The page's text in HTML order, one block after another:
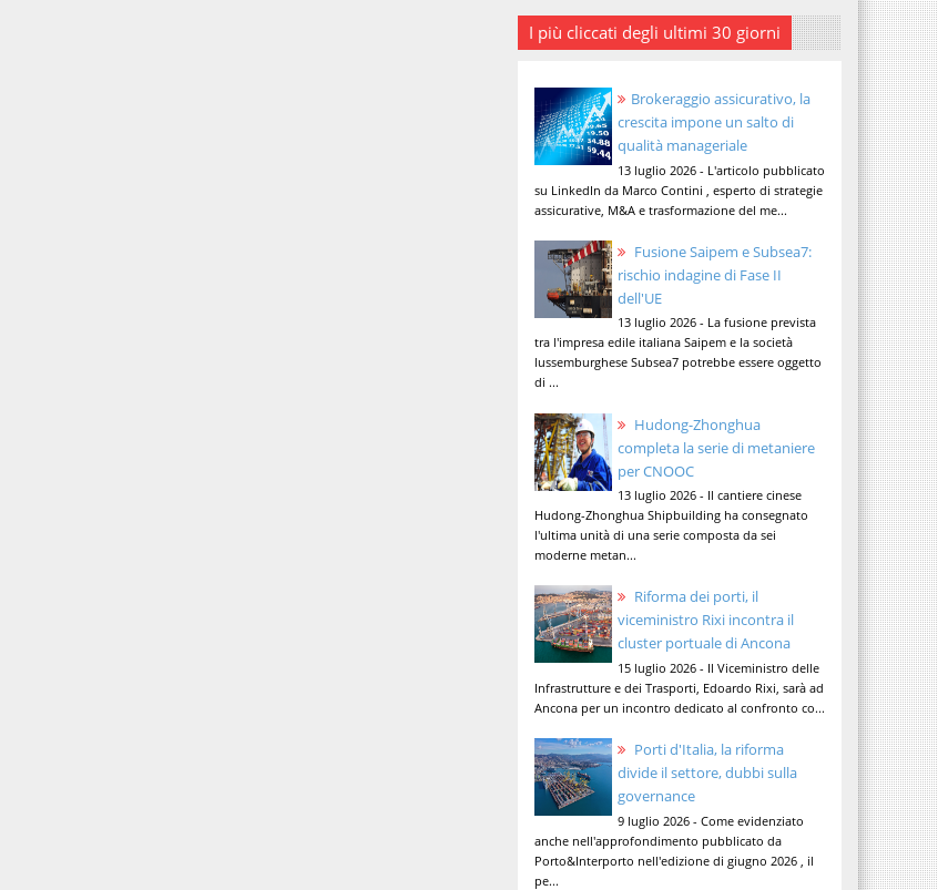
I più cliccati degli ultimi 30 giorni
Brokeraggio assicurativo, la
crescita impone un salto di
qualità manageriale
13 luglio 2026 - L'articolo pubblicato
su LinkedIn da Marco Contini , esperto di strategie
assicurative, M&A e trasformazione del me...
Fusione Saipem e Subsea7:
rischio indagine di Fase II
dell'UE
13 luglio 2026 - La fusione prevista
tra l'impresa edile italiana Saipem e la società
lussemburghese Subsea7 potrebbe essere oggetto
di ...
Hudong-Zhonghua
completa la serie di metaniere
per CNOOC
13 luglio 2026 - Il cantiere cinese
Hudong-Zhonghua Shipbuilding ha consegnato
l'ultima unità di una serie composta da sei
moderne metan...
Riforma dei porti, il
viceministro Rixi incontra il
cluster portuale di Ancona
15 luglio 2026 - Il Viceministro delle
Infrastrutture e dei Trasporti, Edoardo Rixi, sarà ad
Ancona per un incontro dedicato al confronto co...
Porti d'Italia, la riforma
divide il settore, dubbi sulla
governance
9 luglio 2026 - Come evidenziato
anche nell'approfondimento pubblicato da
Porto&Interporto nell'edizione di giugno 2026 , il
pe...